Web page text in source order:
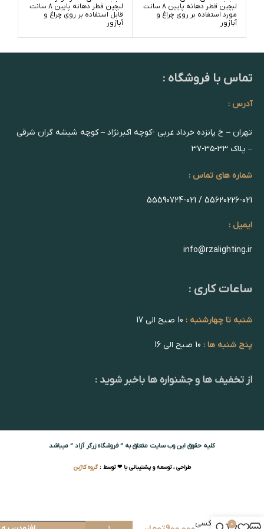
لبچین قطر دهانه پایین 8 سانت
مورد استفاده بر روی چراغ و
آباژور
لبچین قطر دهانه پایین 8 سانت
قابل استفاده بر روی چراغ و
آباژور
تماس با فروشگاه :
آدرس :
تهران – خ پانزده خرداد غربی -کوچه اکبرنژاد – کوچه شیشه گران شرقی
– پلاک ۳۳-۳۵-۳۷
شماره های تماس :
55620226-021 / 55590724-021
ایمیل :
info@rzalighting.ir
ساعات کاری :
شنبه تا چهارشنبه :
پنج شنبه ها :
از تخفیف ها و جشنواره ها باخبر شوید :
کلیه حقوق این وب سایت متعلق به ” فروشگاه زرگر آزاد ” میباشد
طراحی ، توسعه و پشتیبانی با ❤ توسط :گروه کاژین
عکسی
0